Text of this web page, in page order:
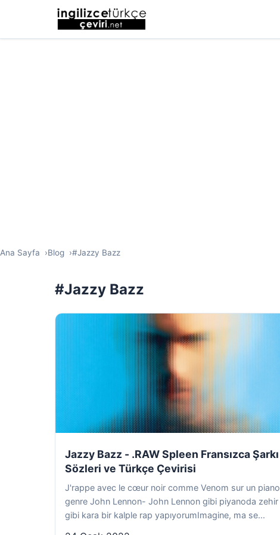
Ana Sayfa Blog #Jazzy Bazz
#Jazzy Bazz
Jazzy Bazz - .RAW Spleen Fransızca Şarkı
Sözleri ve Türkçe Çevirisi
J'rappe avec le cœur noir comme Venom sur un piano
genre John Lennon- John Lennon gibi piyanoda zehir
gibi kara bir kalple rap yapıyorumImagine, ma se...